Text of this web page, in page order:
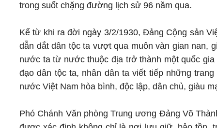
trong suốt chặng đường lịch sử 96 năm qua.
Kể từ khi ra đời ngày 3/2/1930, Đảng Cộng sản
dẫn dắt dân tộc ta vượt qua muôn vàn gian nan,
nước ta từ nước thuộc địa trở thành một quốc
đạo dân tộc ta, nhân dân ta viết tiếp những
nước Việt Nam hòa bình, độc lập, dân chủ, giàu
Phó Chánh Văn phòng Trung ương Đảng Võ